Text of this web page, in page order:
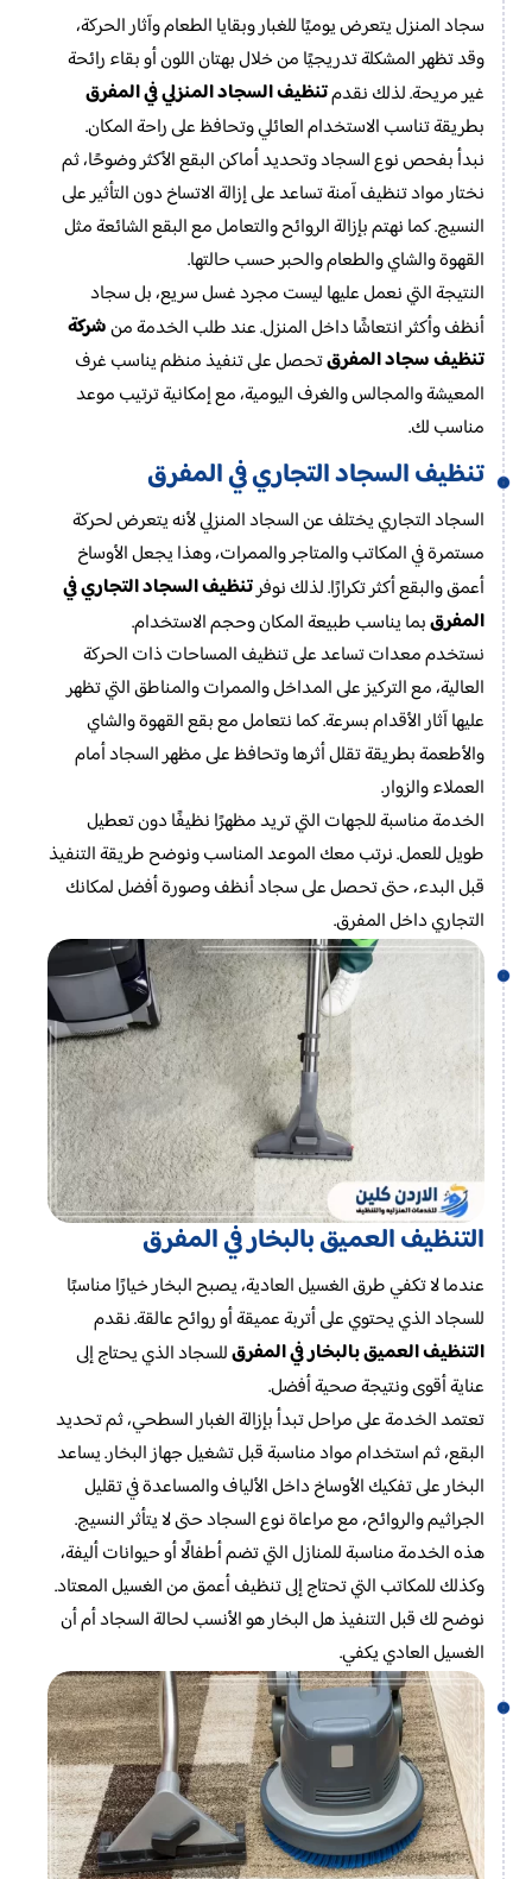
سجاد المنزل يتعرض يوميًا للغبار وبقايا الطعام وآثار الحركة،
وقد تظهر المشكلة تدريجيًا من خلال بهتان اللون أو بقاء رائحة
غير مريحة. لذلك نقدمتنظيف السجاد المنزلي في المفرق
بطريقة تناسب الاستخدام العائلي وتحافظ على راحة المكان.
نبدأ بفحص نوع السجاد وتحديد أماكن البقع الأكثر وضوحًا، ثم
نختار مواد تنظيف آمنة تساعد على إزالة الاتساخ دون التأثير على
النسيج. كما نهتم بإزالة الروائح والتعامل مع البقع الشائعة مثل
القهوة والشاي والطعام والحبر حسب حالتها.
النتيجة التي نعمل عليها ليست مجرد غسل سريع، بل سجاد
أنظف وأكثر انتعاشًا داخل المنزل. عند طلب الخدمة منشركة
تنظيف سجاد المفرقتحصل على تنفيذ منظم يناسب غرف
المعيشة والمجالس والغرف اليومية، مع إمكانية ترتيب موعد
مناسب لك.
تنظيف السجاد التجاري في المفرق
السجاد التجاري يختلف عن السجاد المنزلي لأنه يتعرض لحركة
مستمرة في المكاتب والمتاجر والممرات، وهذا يجعل الأوساخ
أعمق والبقع أكثر تكرارًا. لذلك نوفرتنظيف السجاد التجاري في
المفرقبما يناسب طبيعة المكان وحجم الاستخدام.
نستخدم معدات تساعد على تنظيف المساحات ذات الحركة
العالية، مع التركيز على المداخل والممرات والمناطق التي تظهر
عليها آثار الأقدام بسرعة. كما نتعامل مع بقع القهوة والشاي
والأطعمة بطريقة تقلل أثرها وتحافظ على مظهر السجاد أمام
العملاء والزوار.
الخدمة مناسبة للجهات التي تريد مظهرًا نظيفًا دون تعطيل
طويل للعمل. نرتب معك الموعد المناسب ونوضح طريقة التنفيذ
قبل البدء، حتى تحصل على سجاد أنظف وصورة أفضل لمكانك
التجاري داخل المفرق.
التنظيف العميق بالبخار في المفرق
عندما لا تكفي طرق الغسيل العادية، يصبح البخار خيارًا مناسبًا
للسجاد الذي يحتوي على أتربة عميقة أو روائح عالقة. نقدم
التنظيف العميق بالبخار في المفرقللسجاد الذي يحتاج إلى
عناية أقوى ونتيجة صحية أفضل.
تعتمد الخدمة على مراحل تبدأ بإزالة الغبار السطحي، ثم تحديد
البقع، ثم استخدام مواد مناسبة قبل تشغيل جهاز البخار. يساعد
البخار على تفكيك الأوساخ داخل الألياف والمساعدة في تقليل
الجراثيم والروائح، مع مراعاة نوع السجاد حتى لا يتأثر النسيج.
هذه الخدمة مناسبة للمنازل التي تضم أطفالًا أو حيوانات أليفة،
وكذلك للمكاتب التي تحتاج إلى تنظيف أعمق من الغسيل المعتاد.
نوضح لك قبل التنفيذ هل البخار هو الأنسب لحالة السجاد أم أن
الغسيل العادي يكفي.